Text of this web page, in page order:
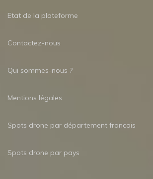
Etat de la plateforme
Contactez-nous
Qui sommes-nous ?
Mentions légales
Spots drone par département francais
Spots drone par pays